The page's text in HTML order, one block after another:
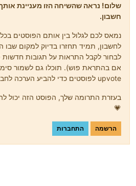
שלום! נראה שהשיחה הזו מעניינת
חשבון.
נמאס לכם לגלול בין אותם הפוסטים
לחשבון, תמיד תחזרו בדיוק למקום שבו
לבחור לקבל התראות על תגובות חדשות
אם בהתראת פוש). תוכלו גם לשמור
upvote לפוסטים כדי להביע הערכה לחברי קהילה אחרים.
בעזרת התרומה שלך, הפוסט הזה יכול
💗
הרשמה התחברות